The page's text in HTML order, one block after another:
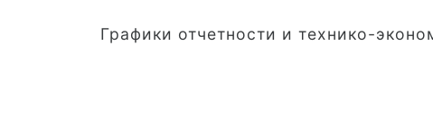
Графики отчетности и технико-